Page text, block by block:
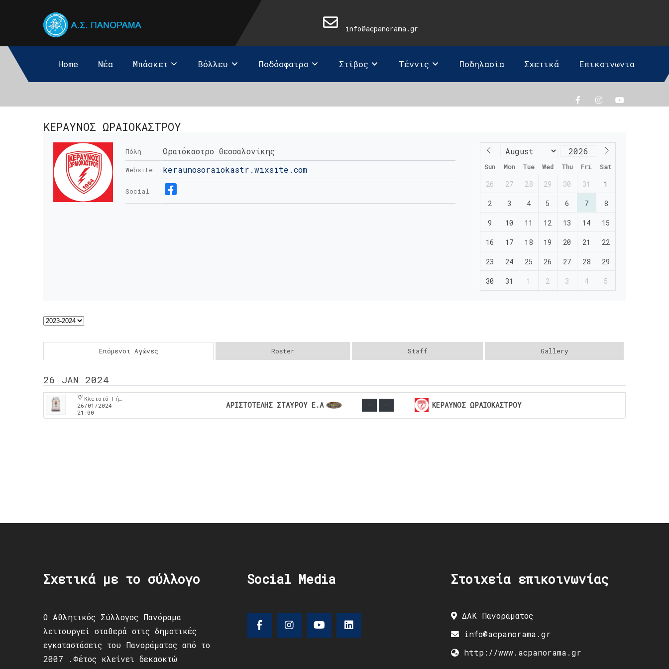
info@acpanorama.gr
Home Νέα Μπάσκετ Βόλλευ Ποδόσφαιρο Στίβος Τέννις Ποδηλασία Σχετικά Επικοινωνια
ΚΕΡΑΥΝΟΣ ΩΡΑΙΟΚΑΣΤΡΟΥ
Πόλη Ωραιόκαστρο Θεσσαλονίκης
Website keraunosoraiokastr.wixsite.com
Social
Sun Mon Tue Wed Thu Fri Sat
26 27 28 29 30 31 1
2 3 4 5 6 7 8
9 10 11 12 13 14 15
16 17 18 19 20 21 22
23 24 25 26 27 28 29
30 31 1 2 3 4 5
Επόμενοι Αγώνες Roster Staff Gallery
26 JAN 2024
Κλειστό Γήπεδο Σταυρού Θεσσαλονίκης
26/01/2024
21:00
ΑΡΙΣΤΟΤΕΛΗΣ ΣΤΑΥΡΟΥ Ε.Α - - ΚΕΡΑΥΝΟΣ ΩΡΑΙΟΚΑΣΤΡΟΥ
Σχετικά με το σύλλογο
Ο Αθλητικός Σύλλογος Πανόραμα
λειτουργεί σταθερά στις δημοτικές
εγκαταστάσεις του Πανοράματος από το
2007 .Φέτος κλείνει δεκαοκτώ
Social Media Στοιχεία επικοινωνίας
ΔΑΚ Πανοράματος
info@acpanorama.gr
http://www.acpanorama.gr